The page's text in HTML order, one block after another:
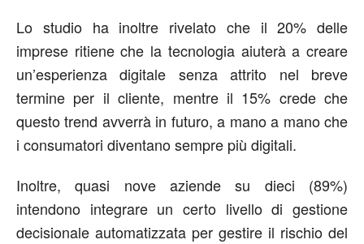
Lo studio ha inoltre rivelato che il 20% delle
imprese ritiene che la tecnologia aiuterà a creare
un’esperienza digitale senza attrito nel breve
termine per il cliente, mentre il 15% crede che
questo trend avverrà in futuro, a mano a mano che
i consumatori diventano sempre più digitali.
Inoltre, quasi nove aziende su dieci (89%)
intendono integrare un certo livello di gestione
decisionale automatizzata per gestire il rischio del